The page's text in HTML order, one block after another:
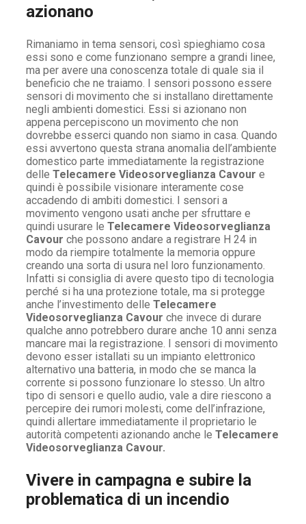
azionano
Rimaniamo in tema sensori, così spieghiamo cosa
essi sono e come funzionano sempre a grandi linee,
ma per avere una conoscenza totale di quale sia il
beneficio che ne traiamo. I sensori possono essere
sensori di movimento che si installano direttamente
negli ambienti domestici. Essi si azionano non
appena percepiscono un movimento che non
dovrebbe esserci quando non siamo in casa. Quando
essi avvertono questa strana anomalia dell’ambiente
domestico parte immediatamente la registrazione
delle Telecamere Videosorveglianza Cavour e
quindi è possibile visionare interamente cose
accadendo di ambiti domestici. I sensori a
movimento vengono usati anche per sfruttare e
quindi usurare le Telecamere Videosorveglianza
Cavour che possono andare a registrare H 24 in
modo da riempire totalmente la memoria oppure
creando una sorta di usura nel loro funzionamento.
Infatti si consiglia di avere questo tipo di tecnologia
perché si ha una protezione totale, ma si protegge
anche l’investimento delle Telecamere
Videosorveglianza Cavour che invece di durare
qualche anno potrebbero durare anche 10 anni senza
mancare mai la registrazione. I sensori di movimento
devono esser istallati su un impianto elettronico
alternativo una batteria, in modo che se manca la
corrente si possono funzionare lo stesso. Un altro
tipo di sensori e quello audio, vale a dire riescono a
percepire dei rumori molesti, come dell’infrazione,
quindi allertare immediatamente il proprietario le
autorità competenti azionando anche le Telecamere
Videosorveglianza Cavour.
Vivere in campagna e subire la
problematica di un incendio